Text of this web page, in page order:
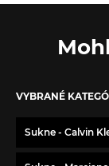
VYBRANÉ
Sukne - Calvin